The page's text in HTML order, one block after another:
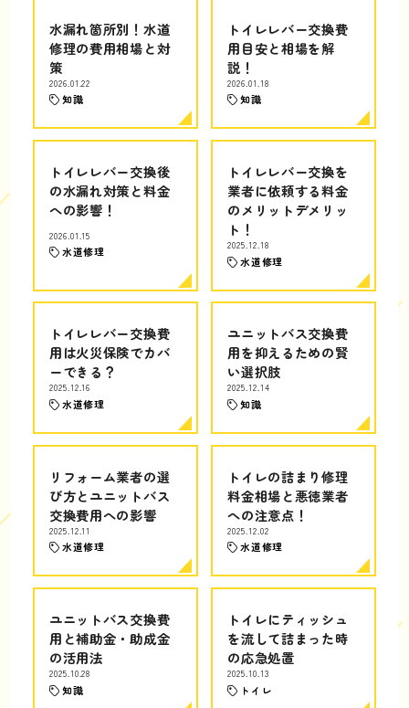
水漏れ箇所別！水道
修理の費用相場と対
策
2026.01.22
知識
トイレレバー交換費
用目安と相場を解
説！
2026.01.18
知識
トイレレバー交換後
の水漏れ対策と料金
への影響！
2026.01.15
水道修理
トイレレバー交換を
業者に依頼する料金
のメリットデメリッ
ト！
2025.12.18
水道修理
トイレレバー交換費
用は火災保険でカバ
ーできる？
2025.12.16
水道修理
ユニットバス交換費
用を抑えるための賢
い選択肢
2025.12.14
知識
リフォーム業者の選
び方とユニットバス
交換費用への影響
2025.12.11
水道修理
トイレの詰まり修理
料金相場と悪徳業者
への注意点！
2025.12.02
水道修理
ユニットバス交換費
用と補助金・助成金
の活用法
2025.10.28
知識
トイレにティッシュ
を流して詰まった時
の応急処置
2025.10.13
トイレ